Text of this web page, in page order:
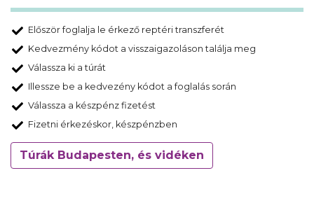
Először foglalja le érkező reptéri transzferét
Kedvezmény kódot a visszaigazoláson találja meg
Válassza ki a túrát
Illessze be a kedvezény kódot a foglalás során
Válassza a készpénz fizetést
Fizetni érkezéskor, készpénzben
Túrák Budapesten, és vidéken